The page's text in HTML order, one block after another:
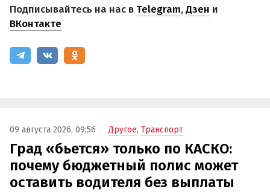
Подписывайтесь на нас в Telegram,Дзен и
ВКонтакте
09 августа 2026, 09:56 Другое, Транспорт
Град «бьется» только по КАСКО:
почему бюджетный полис может
оставить водителя без выплаты